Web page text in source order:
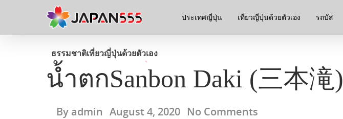
ประเทศญี่ปุ่น เที่ยวญี่ปุ่นด้วยตัวเอง รถบัส
ธรรมชาติเที่ยวญี่ปุ่นด้วยตัวเอง
น้ำตกSanbon Daki (三本滝)
By admin August 4, 2020 No Comments